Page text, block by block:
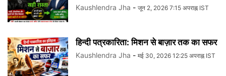
Kaushlendra Jha - जून 2, 2026 7:15 अपराह्न IST
हिन्दी पत्रकारिता: मिशन से बाज़ार तक का सफर
Kaushlendra Jha - मई 30, 2026 12:25 अपराह्न IST